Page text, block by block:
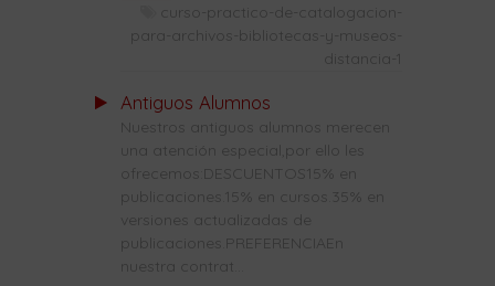
curso-practico-de-catalogacion-
para-archivos-bibliotecas-y-museos-
distancia-1
Antiguos Alumnos
Nuestros antiguos alumnos merecen
una atención especial,por ello les
ofrecemos:DESCUENTOS15% en
publicaciones.15% en cursos.35% en
versiones actualizadas de
publicaciones.PREFERENCIAEn
nuestra contrat...